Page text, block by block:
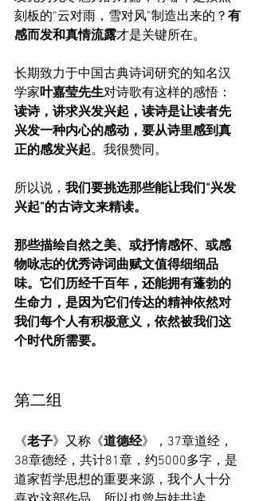
刻板的“云对雨，雪对风”制造出来的？ 有
感而发和真情流露才是关键所在。
长期致力于中国古典诗词研究的知名汉
学家叶嘉莹先生对诗歌有这样的感悟：
读诗，讲求兴发兴起，读诗是让读者先
兴发一种内心的感动，要从诗里感到真
正的感发兴起。我很赞同。
所以说， 我们要挑选那些能让我们“兴发
兴起”的古诗文来精读。
那些描绘自然之美、或抒情感怀、或感
物咏志的优秀诗词曲赋文值得细细品
味。它们历经千百年，还能拥有蓬勃的
生命力，是因为它们传达的精神依然对
我们每个人有积极意义，依然被我们这
个时代所需要。
第二组
《老子》又称《道德经》，37章道经，
38章德经，共计81章，约5000多字，是
道家哲学思想的重要来源，我个人十分